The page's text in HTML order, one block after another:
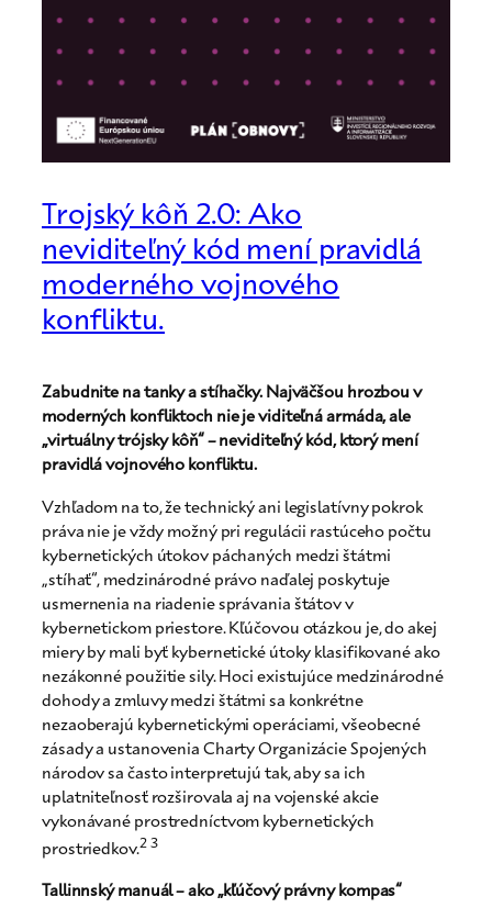
Trojský kôň 2.0: Ako
neviditeľný kód mení pravidlá
moderného vojnového
konfliktu.
Zabudnite na tanky a stíhačky. Najväčšou hrozbou v
moderných konfliktoch nie je viditeľná armáda, ale
„virtuálny trójsky kôň“ – neviditeľný kód, ktorý mení
pravidlá vojnového konfliktu.
Vzhľadom na to, že technický ani legislatívny pokrok
práva nie je vždy možný pri regulácii rastúceho počtu
kybernetických útokov páchaných medzi štátmi
„stíhať“, medzinárodné právo naďalej poskytuje
usmernenia na riadenie správania štátov v
kybernetickom priestore. Kľúčovou otázkou je, do akej
miery by mali byť kybernetické útoky klasifikované ako
nezákonné použitie sily. Hoci existujúce medzinárodné
dohody a zmluvy medzi štátmi sa konkrétne
nezaoberajú kybernetickými operáciami, všeobecné
zásady a ustanovenia Charty Organizácie Spojených
národov sa často interpretujú tak, aby sa ich
uplatniteľnosť rozširovala aj na vojenské akcie
vykonávané prostredníctvom kybernetických
prostriedkov.2 3
Tallinnský manuál – ako „kľúčový právny kompas“